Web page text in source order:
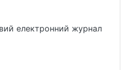
електронний журнал